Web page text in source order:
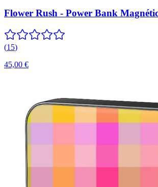
Flower Rush - Power Bank
(15)
45,00 €